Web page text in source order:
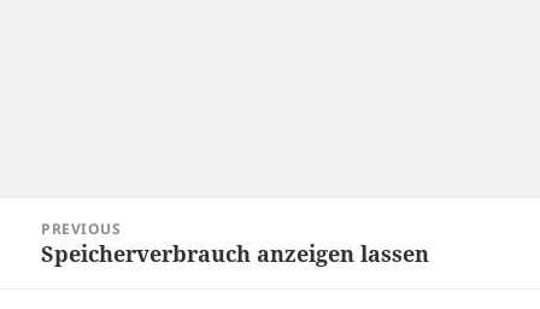
navigation
PREVIOUS
Previous
Speicherverbrauch anzeigen lassen